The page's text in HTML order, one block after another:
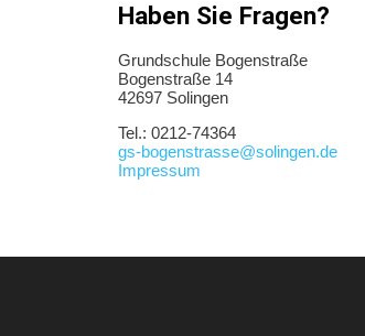
Haben Sie Fragen?
Grundschule Bogenstraße
Bogenstraße 14
42697 Solingen
Tel.: 0212-74364
gs-bogenstrasse@solingen.de
Impressum